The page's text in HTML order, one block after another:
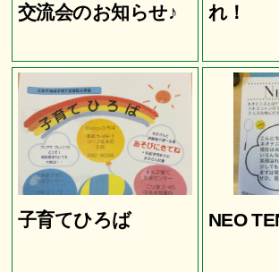
交流会のお知らせ♪
れ！
子育てひろば NEO